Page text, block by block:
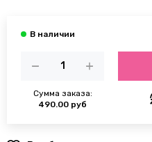
Сумма заказа:
490.00 руб